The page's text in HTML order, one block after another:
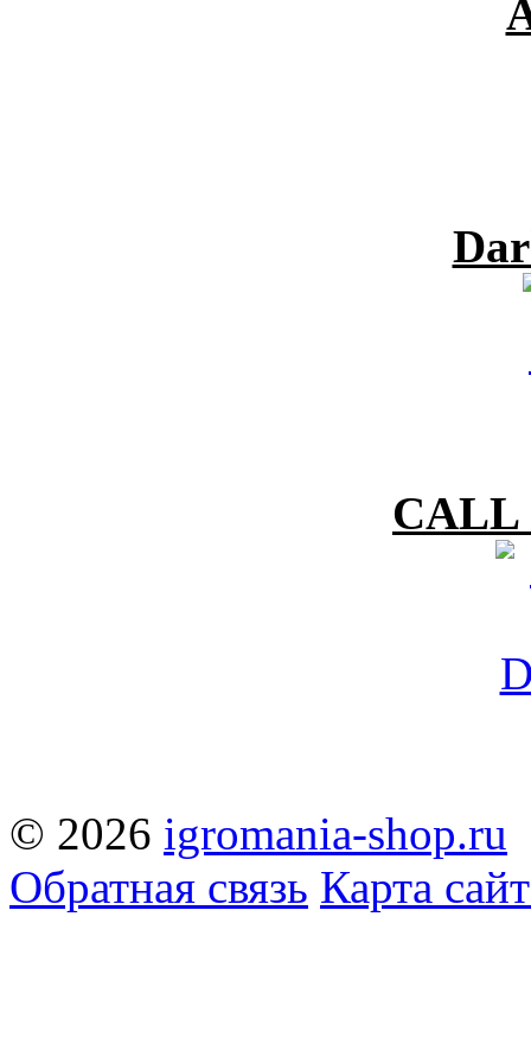
CALL
© 2026 igromania-shop.ru
Обратная связь Карта